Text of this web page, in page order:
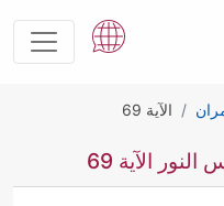
الآية 69
الآية 69